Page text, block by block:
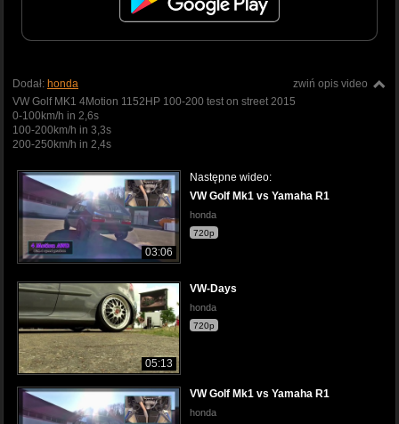
zwiń opis video
Dodał: honda
VW Golf MK1 4Motion 1152HP 100-200 test on street 2015
0-100km/h in 2,6s
100-200km/h in 3,3s
200-250km/h in 2,4s
03:06
Następne wideo:
VW Golf Mk1 vs Yamaha R1
honda
720p
05:13
VW-Days
honda
720p
VW Golf Mk1 vs Yamaha R1
honda